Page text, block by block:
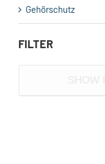
Gehörschutz
FILTER